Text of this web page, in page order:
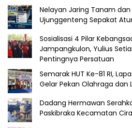
Nelayan Jaring Tanam
Ujunggenteng Sepakat
Sosialisasi 4 Pilar
Jampangkulon, Yulius
Pentingnya Persatuan
Semarak HUT Ke-81 RI,
Gelar Pekan Olahraga dan
Dadang Hermawan
Paskibraka Kecamatan